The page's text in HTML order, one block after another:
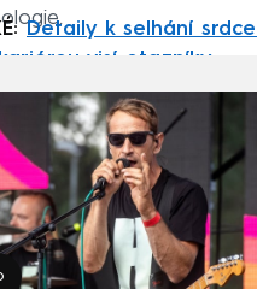
Detaily k selhání
visí otazníky